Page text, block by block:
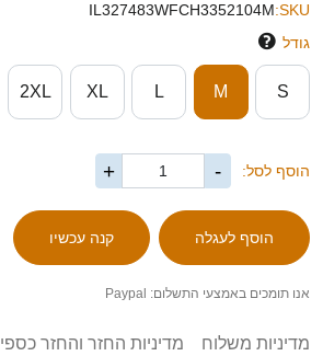
SKU:
IL327483WFCH3352104M
גודל
S
M
L
XL
2XL
הוסף לסל: -
+
אנו תומכים באמצעי התשלום: Paypal
מדיניות משלוח מדיניות החזר והחזר כספי